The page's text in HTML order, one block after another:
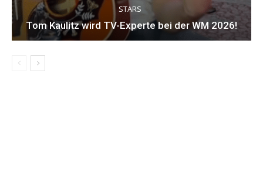
STARS
Tom Kaulitz wird TV-Experte bei der WM 2026!